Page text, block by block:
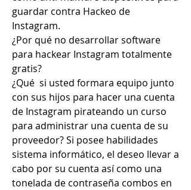
guardar contra Hackeo de
Instagram.
¿Por qué no desarrollar software
para hackear Instagram totalmente
gratis?
¿Qué  si usted formara equipo junto
con sus hijos para hacer una cuenta
de Instagram pirateando un curso
para administrar una cuenta de su
proveedor? Si posee habilidades
sistema informático, el deseo llevar a
cabo por su cuenta así como una
tonelada de contraseña combos en